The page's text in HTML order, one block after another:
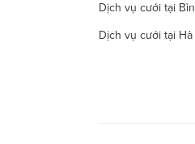
Dịch vụ cưới tại
Dịch vụ cưới tại